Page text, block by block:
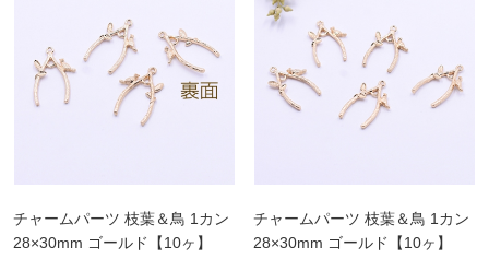
チャームパーツ 枝葉＆鳥 1カン
28×30mm ゴールド【10ヶ】
チャームパーツ 枝葉＆鳥 1カン
28×30mm ゴールド【10ヶ】